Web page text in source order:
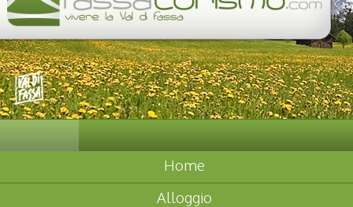
Home
Alloggio